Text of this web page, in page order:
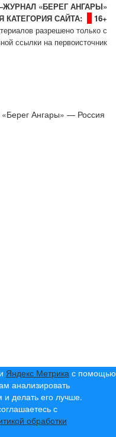
«БЕРЕГ АНГАРЫ»
КАТЕГОРИЯ САЙТА:
16+
разрешено только с
ссылки на первоисточник
Ангары» — Россия
Яндекс Метрика с помощью
анализировать
и делать его лучше.
с
обработки